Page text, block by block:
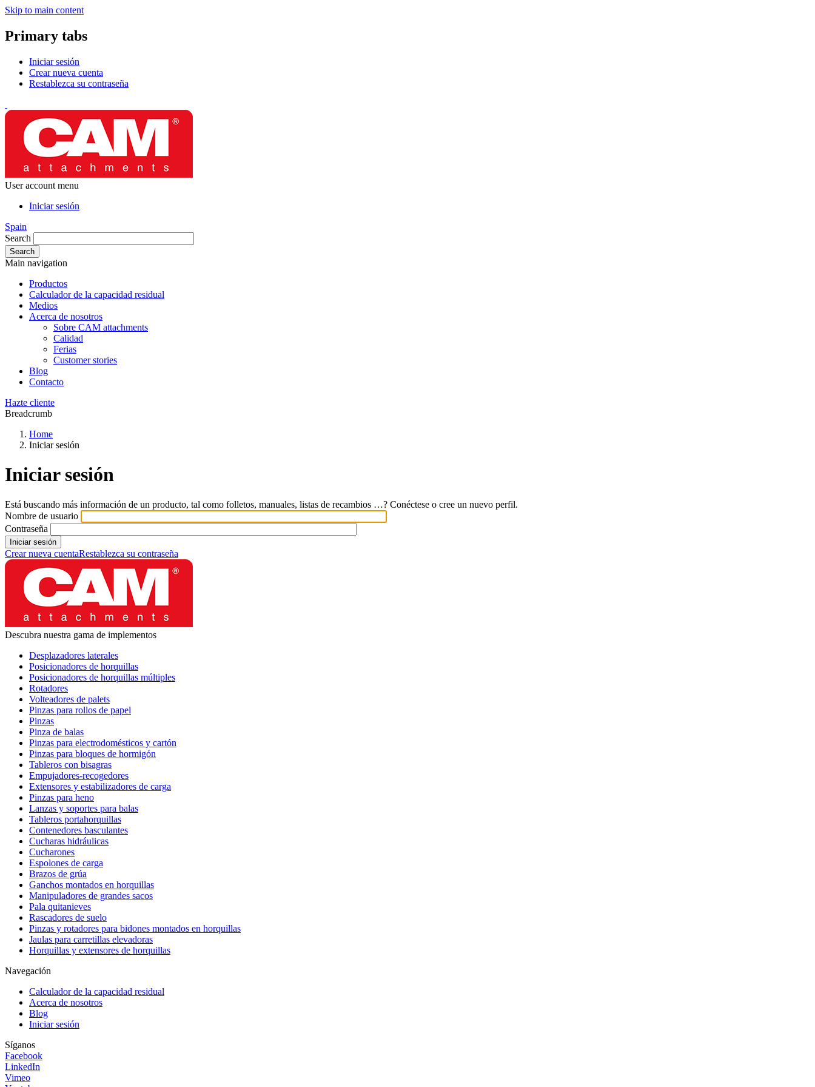
Skip to main content
Primary tabs
Iniciar sesión
Crear nueva cuenta
Restablezca su contraseña
User account menu
Iniciar sesión
Spain
Search
Main navigation
Productos
Calculador de la capacidad residual
Medios
Acerca de nosotros
Sobre CAM attachments
Calidad
Ferias
Customer stories
Blog
Contacto
Hazte cliente
Breadcrumb
Home
Iniciar sesión
Iniciar sesión
Está buscando más información de un producto, tal como folletos, manuales, listas de recambios …? Conéctese o cree un nuevo perfil.
Nombre de usuario
Contraseña
Crear nueva cuentaRestablezca su contraseña
Descubra nuestra gama de implementos
Desplazadores laterales
Posicionadores de horquillas
Posicionadores de horquillas múltiples
Rotadores
Volteadores de palets
Pinzas para rollos de papel
Pinzas
Pinza de balas
Pinzas para electrodomésticos y cartón
Pinzas para bloques de hormigón
Tableros con bisagras
Empujadores-recogedores
Extensores y estabilizadores de carga
Pinzas para heno
Lanzas y soportes para balas
Tableros portahorquillas
Contenedores basculantes
Cucharas hidráulicas
Cucharones
Espolones de carga
Brazos de grúa
Ganchos montados en horquillas
Manipuladores de grandes sacos
Pala quitanieves
Rascadores de suelo
Pinzas y rotadores para bidones montados en horquillas
Jaulas para carretillas elevadoras
Horquillas y extensores de horquillas
Navegación
Calculador de la capacidad residual
Acerca de nosotros
Blog
Iniciar sesión
Síganos
Facebook
LinkedIn
Vimeo